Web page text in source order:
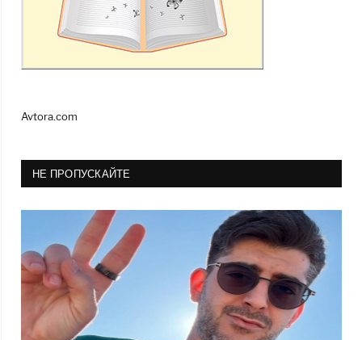
Avtora.com
НЕ ПРОПУСКАЙТЕ